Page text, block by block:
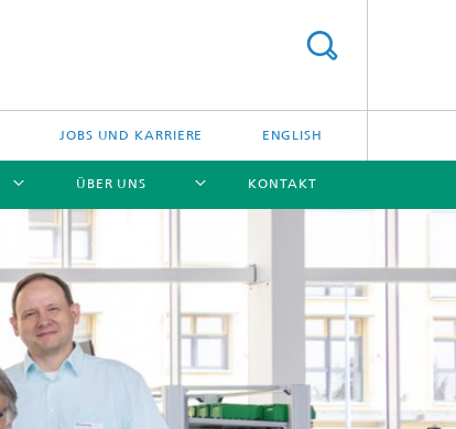
JOBS UND KARRIERE ENGLISH
ÜBER UNS KONTAKT